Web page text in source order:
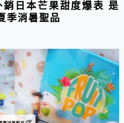
日本芒果甜度爆表 是
季消暑聖品